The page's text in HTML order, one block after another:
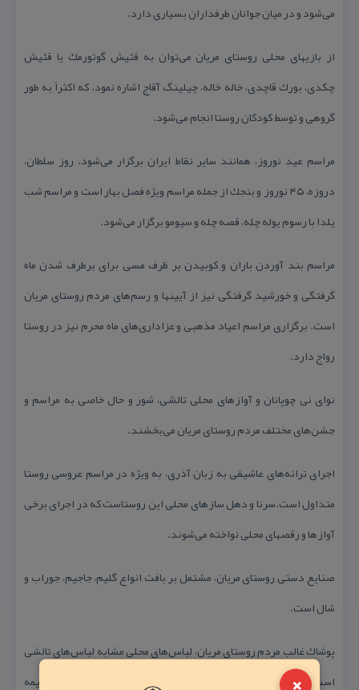
می‏‌شود و در میان جوانان طرفداران بسیاری دارد.
از بازی‏های محلی روستای مریان می‌‏توان به قئیش گوتورمك یا قئیش
چكدی، بورك قاچدی، خاله خاله، چیلینگ آقاج اشاره نمود، كه اكثراً به طور
گروهی و توسط كودكان روستا انجام می‏‌شود.
مراسم عید نوروز، همانند سایر نقاط ایران برگزار می‏‌شود. روز سلطان،
دروزه، ۴۵ نوروز و بنجك از جمله مراسم ویژه فصل بهار است و مراسم شب
یلدا با رسوم یوله چله، قصه چله و سیومو برگزار می‏‌شود.
مراسم بند آوردن باران و كوبیدن بر ظرف مسی برای برطرف شدن ماه
گرفتگی و خورشید گرفتگی نیز از آیین‏ها و رسم‏‌های مردم روستای مریان
است. برگزاری مراسم اعیاد مذهبی و عزاداری‏‌های ماه محرم نیز در روستا
رواج دارد.
نوای نی چوپانان و آوازهای محلی تالشی، شور و حال خاصی به مراسم و
جشن‏‌های مختلف مردم روستای مریان می‏‌بخشند.
اجرای ترانه‏‌های عاشیقی به زبان آذری، به ویژه در مراسم عروسی روستا
متداول است.سرنا و دهل سازهای محلی این روستاست كه در اجرای برخی
آوازها و رقص‏های محلی نواخته می‏‌شوند.
صنایع دستی روستای مریان، مشتمل بر بافت انواع گلیم، جاجیم، جوراب و
شال است.
پوشاك غالب مردم روستای مریان، لباس‏‌های محلی مشابه لباس‏‌های تالشی
است. مردان از كلاه، شلوار، پیراهن جلو بسته با یقه هفت یا بسته، نیمه